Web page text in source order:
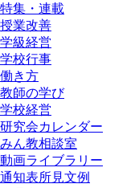
特集・連載
授業改善
学級経営
学校行事
働き方
教師の学び
学校経営
研究会カレンダー
みん教相談室
動画ライブラリー
通知表所見文例